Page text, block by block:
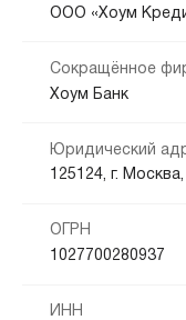
ООО «Хоум
Сокращённое
Хоум Банк
Юридический
125124, г.
ОГРН
1027700280937
ИНН